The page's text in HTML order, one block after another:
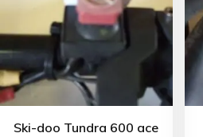
Ski-doo Tundra 600 ace